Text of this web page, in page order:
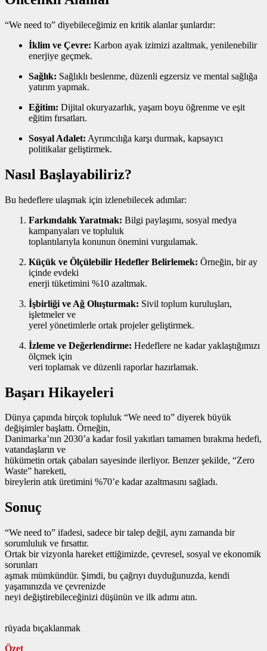
“We need to” diyebileceğimiz en kritik alanlar şunlardır:
İklim ve Çevre: Karbon ayak izimizi azaltmak, yenilenebilir
enerjiye geçmek.
Sağlık: Sağlıklı beslenme, düzenli egzersiz ve mental sağlığa
yatırım yapmak.
Eğitim: Dijital okuryazarlık, yaşam boyu öğrenme ve eşit
eğitim fırsatları.
Sosyal Adalet: Ayrımcılığa karşı durmak, kapsayıcı
politikalar geliştirmek.
Nasıl Başlayabiliriz?
Bu hedeflere ulaşmak için izlenebilecek adımlar:
Farkındalık Yaratmak: Bilgi paylaşımı, sosyal medya
kampanyaları ve topluluk
toplantılarıyla konunun önemini vurgulamak.
Küçük ve Ölçülebilir Hedefler Belirlemek: Örneğin, bir ay
içinde evdeki
enerji tüketimini %10 azaltmak.
İşbirliği ve Ağ Oluşturmak: Sivil toplum kuruluşları,
işletmeler ve
yerel yönetimlerle ortak projeler geliştirmek.
İzleme ve Değerlendirme: Hedeflere ne kadar yaklaştığımızı
ölçmek için
veri toplamak ve düzenli raporlar hazırlamak.
Başarı Hikayeleri
Dünya çapında birçok topluluk “We need to” diyerek büyük
değişimler başlattı. Örneğin,
Danimarka’nın 2030’a kadar fosil yakıtları tamamen bırakma hedefi,
vatandaşların ve
hükümetin ortak çabaları sayesinde ilerliyor. Benzer şekilde, “Zero
Waste” hareketi,
bireylerin atık üretimini %70’e kadar azaltmasını sağladı.
Sonuç
“We need to” ifadesi, sadece bir talep değil, aynı zamanda bir
sorumluluk ve fırsattır.
Ortak bir vizyonla hareket ettiğimizde, çevresel, sosyal ve ekonomik
sorunları
aşmak mümkündür. Şimdi, bu çağrıyı duyduğunuzda, kendi
yaşamınızda ve çevrenizde
neyi değiştirebileceğinizi düşünün ve ilk adımı atın.
rüyada bıçaklanmak
Özet